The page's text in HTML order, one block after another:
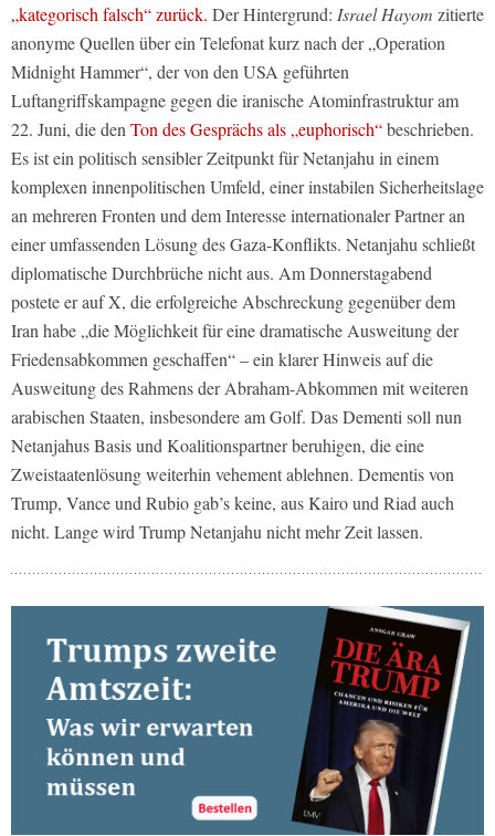
„kategorisch falsch“ zurück. Der Hintergrund: Israel Hayom zitierte
anonyme Quellen über ein Telefonat kurz nach der „Operation
Midnight Hammer“, der von den USA geführten
Luftangriffskampagne gegen die iranische Atominfrastruktur am
22. Juni, die den Ton des Gesprächs als „euphorisch“beschrieben.
Es ist ein politisch sensibler Zeitpunkt für Netanjahu in einem
komplexen innenpolitischen Umfeld, einer instabilen Sicherheitslage
an mehreren Fronten und dem Interesse internationaler Partner an
einer umfassenden Lösung des Gaza-Konflikts. Netanjahu schließt
diplomatische Durchbrüche nicht aus. Am Donnerstagabend
postete er auf X, die erfolgreiche Abschreckung gegenüber dem
Iran habe „die Möglichkeit für eine dramatische Ausweitung der
Friedensabkommen geschaffen“ – ein klarer Hinweis auf die
Ausweitung des Rahmens der Abraham-Abkommen mit weiteren
arabischen Staaten, insbesondere am Golf. Das Dementi soll nun
Netanjahus Basis und Koalitionspartner beruhigen, die eine
Zweistaatenlösung weiterhin vehement ablehnen. Dementis von
Trump, Vance und Rubio gab’s keine, aus Kairo und Riad auch
nicht. Lange wird Trump Netanjahu nicht mehr Zeit lassen.